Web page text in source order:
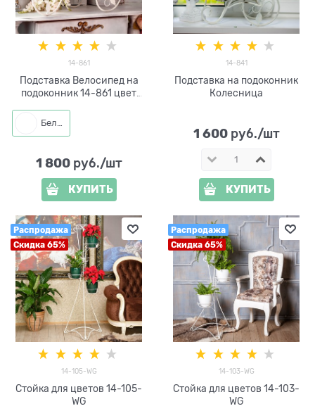
14-861
Подставка Велосипед на
подоконник 14-861 цвет
Белый
1 800 руб./шт
КУПИТЬ
14-841
Подставка на подоконник
Колесница
1 600 руб./шт
КУПИТЬ
Распродажа
Скидка 65%
14-105-WG
Стойка для цветов 14-105-
WG
Распродажа
Скидка 65%
14-103-WG
Стойка для цветов 14-103-
WG